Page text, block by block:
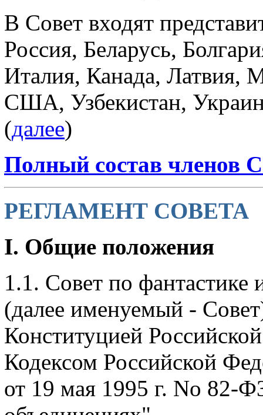
В Совет входят
Россия, Беларусь,
Италия, Канада, Латвия,
США, Узбекистан,
(далее)
Полный состав членов
РЕГЛАМЕНТ СОВЕТА
I. Общие положения
1.1. Совет по фантастике
(далее именуемый -
Конституцией
Кодексом Российской
от 19 мая 1995 г. No 82-